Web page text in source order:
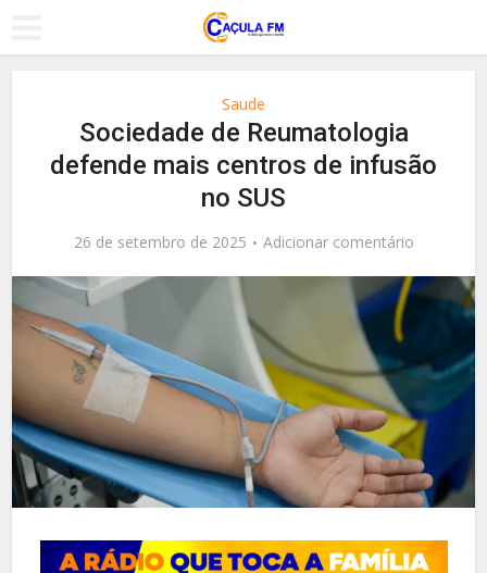
Saude
Sociedade de Reumatologia
defende mais centros de infusão
no SUS
26 de setembro de 2025 Adicionar comentário